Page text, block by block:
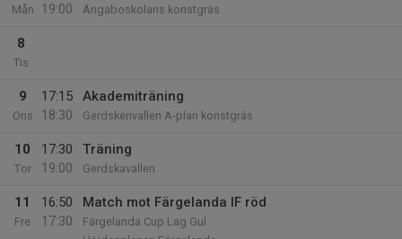
Mån
19:00
Ängaboskolans konstgräs
8
Tis
9
Ons
17:15
18:30
Akademiträning
Gerdskenvallen A-plan konstgräs
10
Tor
17:30
19:00
Träning
Gerdskavallen
11
Fre
16:50
17:30
Match mot Färgelanda IF röd
Färgelanda Cup Lag Gul